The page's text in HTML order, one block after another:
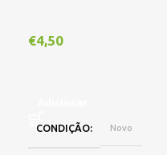
€4,50
CONDIÇÃO Novo